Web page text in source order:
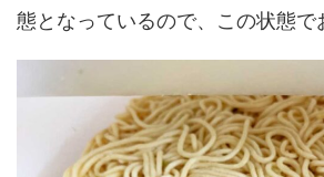
態となっているので、この状態で